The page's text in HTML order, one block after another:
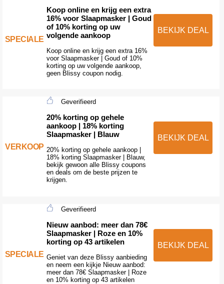
SPECIALE
Koop online en krijg een extra
16% voor Slaapmasker | Goud
of 10% korting op uw
volgende aankoop
Koop online en krijg een extra 16%
voor Slaapmasker | Goud of 10%
korting op uw volgende aankoop,
geen Blissy coupon nodig.
BEKIJK DEAL
VERKOOP
Geverifieerd
20% korting op gehele
aankoop | 18% korting
Slaapmasker | Blauw
20% korting op gehele aankoop |
18% korting Slaapmasker | Blauw,
bekijk gewoon alle Blissy coupons
en deals om de beste prijzen te
krijgen.
BEKIJK DEAL
SPECIALE
Geverifieerd
Nieuw aanbod: meer dan 78€
Slaapmasker | Roze en 10%
korting op 43 artikelen
Geniet van deze Blissy aanbieding
en neem een kijkje Nieuw aanbod:
meer dan 78€ Slaapmasker | Roze
en 10% korting op 43 artikelen
BEKIJK DEAL